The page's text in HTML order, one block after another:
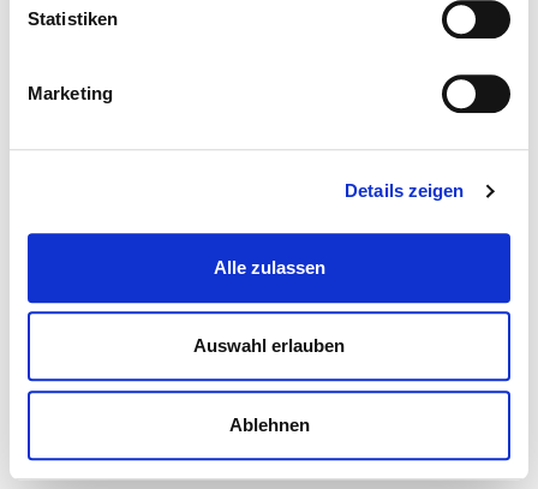
Statistiken
Marketing
Details zeigen
Alle zulassen
Auswahl erlauben
Ablehnen